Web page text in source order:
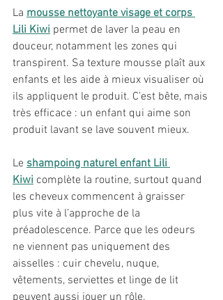
La mousse nettoyante visage et corps
Lili Kiwi permet de laver la peau en
douceur, notamment les zones qui
transpirent. Sa texture mousse plaît aux
enfants et les aide à mieux visualiser où
ils appliquent le produit. C’est bête, mais
très efficace : un enfant qui aime son
produit lavant se lave souvent mieux.
Le shampoing naturel enfant Lili
Kiwi complète la routine, surtout quand
les cheveux commencent à graisser
plus vite à l’approche de la
préadolescence. Parce que les odeurs
ne viennent pas uniquement des
aisselles : cuir chevelu, nuque,
vêtements, serviettes et linge de lit
peuvent aussi jouer un rôle.